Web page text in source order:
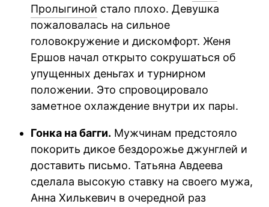
Пролыгиной стало плохо. Девушка
пожаловалась на сильное
головокружение и дискомфорт. Женя
Ершов начал открыто сокрушаться об
упущенных деньгах и турнирном
положении. Это спровоцировало
заметное охлаждение внутри их пары.
Гонка на багги. Мужчинам предстояло
покорить дикое бездорожье джунглей и
доставить письмо. Татьяна Авдеева
сделала высокую ставку на своего мужа,
Анна Хилькевич в очередной раз